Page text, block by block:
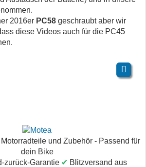
2016er PC58 geschraubt aber wir
diese Videos auch für die PC45
und Zubehör - Passend für
dein Bike
zurück-Garantie ✔ Blitzversand aus